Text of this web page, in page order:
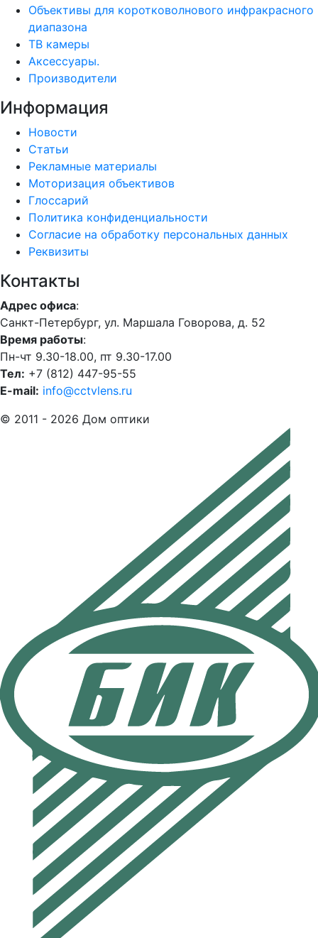
Объективы для коротковолнового инфракрасного
диапазона
ТВ камеры
Аксессуары.
Производители
Информация
Новости
Статьи
Рекламные материалы
Моторизация объективов
Глоссарий
Политика конфиденциальности
Согласие на обработку персональных данных
Реквизиты
Контакты
Адрес офиса:
Санкт-Петербург, ул. Маршала Говорова, д. 52
Время работы:
Пн-чт 9.30-18.00, пт 9.30-17.00
Тел: +7 (812) 447-95-55
E-mail: info@cctvlens.ru
© 2011 - 2026 Дом оптики